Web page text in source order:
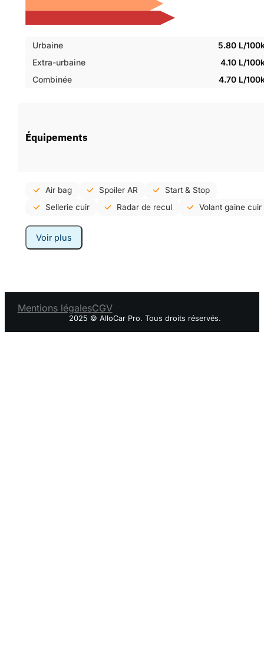
Urbaine
5.80 L/
Extra-urbaine
4.10 L/
Combinée
4.70 L/
Équipements
Air bag Spoiler AR
Start & Stop
Sellerie cuir
Radar de recul Volant gaine cuir
Voir plus
Mentions légalesCGV
2025 © AlloCar Pro. Tous droits réservés.